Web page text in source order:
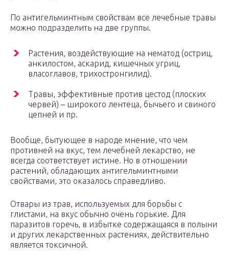
По антигельминтным свойствам все лечебные травы
можно подразделить на две группы.
Растения, воздействующие на нематод (остриц,
анкилостом, аскарид, кишечных угриц,
власоглавов, трихостронгилид).
Травы, эффективные против цестод (плоских
червей) – широкого лентеца, бычьего и свиного
цепней и пр.
Вообще, бытующее в народе мнение, что чем
противней на вкус, тем лечебней лекарство, не
всегда соответствует истине. Но в отношении
растений, обладающих антигельминтными
свойствами, это оказалось справедливо.
Отвары из трав, используемых для борьбы с
глистами, на вкус обычно очень горькие. Для
паразитов горечь, в избытке содержащаяся в полыни
и других лекарственных растениях, действительно
является токсичной.